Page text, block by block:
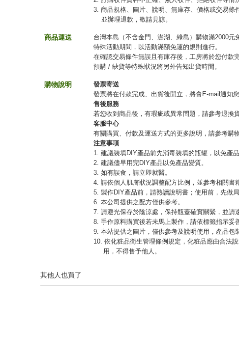
3. 商品規格、圖片、說明、無庫存、價格或交易
並辦理退款，敬請見諒。
商品運送
台灣本島（不含金門、澎湖、綠島）購物滿2000元
特殊活動期間，以活動滿額免運的規則進行。
在確認交易條件無誤且有庫存後，工房將於您付款
預購 / 缺貨等特殊狀況將另外告知出貨時間。
購物說明
發票寄送
發票將在付款完成、出貨後開立，將會E-mail通知
售後服務
若您收到商品後，有瑕疵或異常問題，請參考退換貨
客服中心
有關購買、付款及運送方式的更多說明，請參考購
注意事項
1. 建議裝填DIY產品前先消毒裝填的瓶罐，以免產品
2. 建議儘早用完DIY產品以免產品變質。
3. 如有誤食，請立即就醫。
4. 請依個人肌膚狀況調整配方比例，並參考相關書
5. 製作DIY產品前，請熟讀說明書；使用前，先做局
6. 本公司提供之配方僅供參考。
7. 請避光保存於陰涼處，保持瓶蓋確實關緊，並請
8. 手作原料購買後若未馬上製作，請依標籤指示妥
9. 本站提供之圖片，僅供參考及說明使用，產品包
10. 依化粧品衛生管理條例規定，化粧品應由合法
用，不得售予他人。
其他人也買了